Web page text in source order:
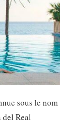
sous le nom
del Real